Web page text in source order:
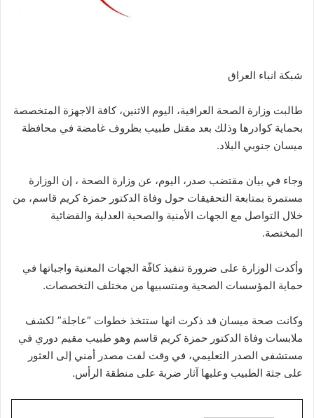
شبكة انباء العراق
طالبت وزارة الصحة العراقية، اليوم الاثنين، كافة الاجهزة المتخصصة
بحماية كوادرها وذلك بعد مقتل طبيب بظروف غامضة في محافظة
ميسان جنوبي البلاد.
وجاء في بيان مقتضب صدر، اليوم، عن وزارة الصحة ، إن الوزارة
مستمرة بمتابعة التحقيقات حول وفاة الدكتور حمزة كريم قاسم، من
خلال التواصل مع الجهات الأمنية والصحية العدلية والقضائية
المختصة.
وأكدت الوزارة على ضرورة تنفيذ كافّة الجهات المعنية واجباتها في
حماية المؤسسات الصحية ومنتسبيها من مختلف التخصصات.
وكانت صحة ميسان قد ذكرت انها ستتخذ خطوات “عاجلة” لكشف
ملابسات وفاة الدكتور حمزة كريم قاسم وهو طبيب مقيم دوري في
مستشفى الصدر التعليمي، في وقت لفت مصدر أمني إلى العثور
على جثة الطبيب وعليها آثار ضربة على منطقة الرأس.